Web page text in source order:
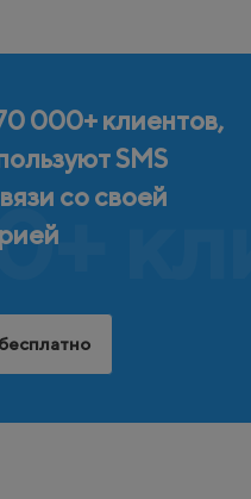
000+ клиентов,
SMS
со своей